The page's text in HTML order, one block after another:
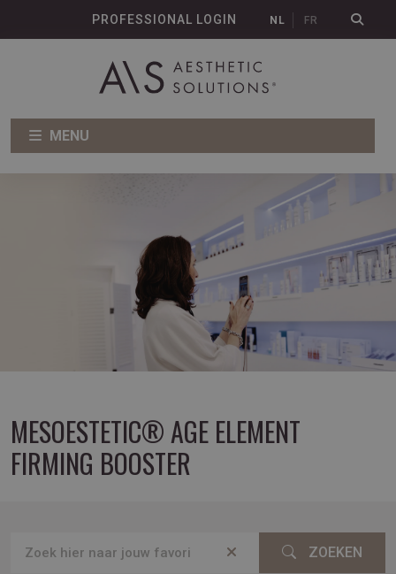
PROFESSIONAL LOGIN NL FR
MENU
MESOESTETIC® AGE ELEMENT
FIRMING BOOSTER
ZOEKEN